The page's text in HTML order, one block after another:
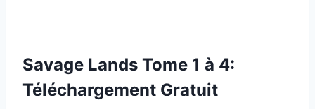
Savage Lands Tome 1 à 4:
Téléchargement Gratuit